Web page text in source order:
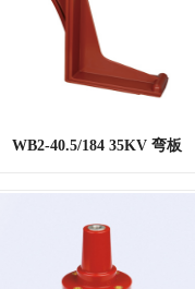
WB2-40.5/184 35KV 弯板